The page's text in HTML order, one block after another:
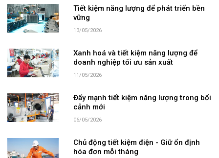
Tiết kiệm năng lượng để phát triển bền
vững
13/05/2026
Xanh hoá và tiết kiệm năng lượng để
doanh nghiệp tối ưu sản xuất
11/05/2026
Đẩy mạnh tiết kiệm năng lượng trong bối
cảnh mới
06/05/2026
Chủ động tiết kiệm điện - Giữ ổn định
hóa đơn mỗi tháng